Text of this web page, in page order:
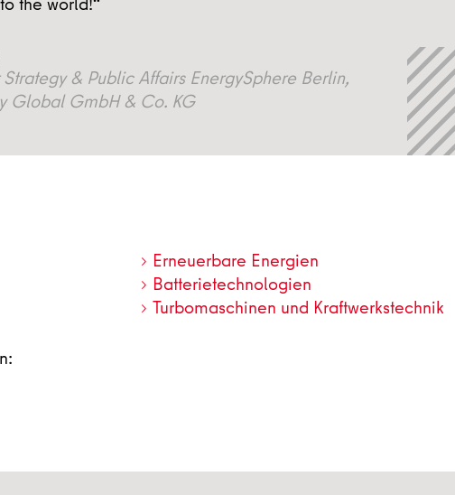
& Public Affairs EnergySphere Berlin,
Global GmbH & Co. KG
Erneuerbare Energien
Batterietechnologien
Turbomaschinen und Kraftwerkstechnik